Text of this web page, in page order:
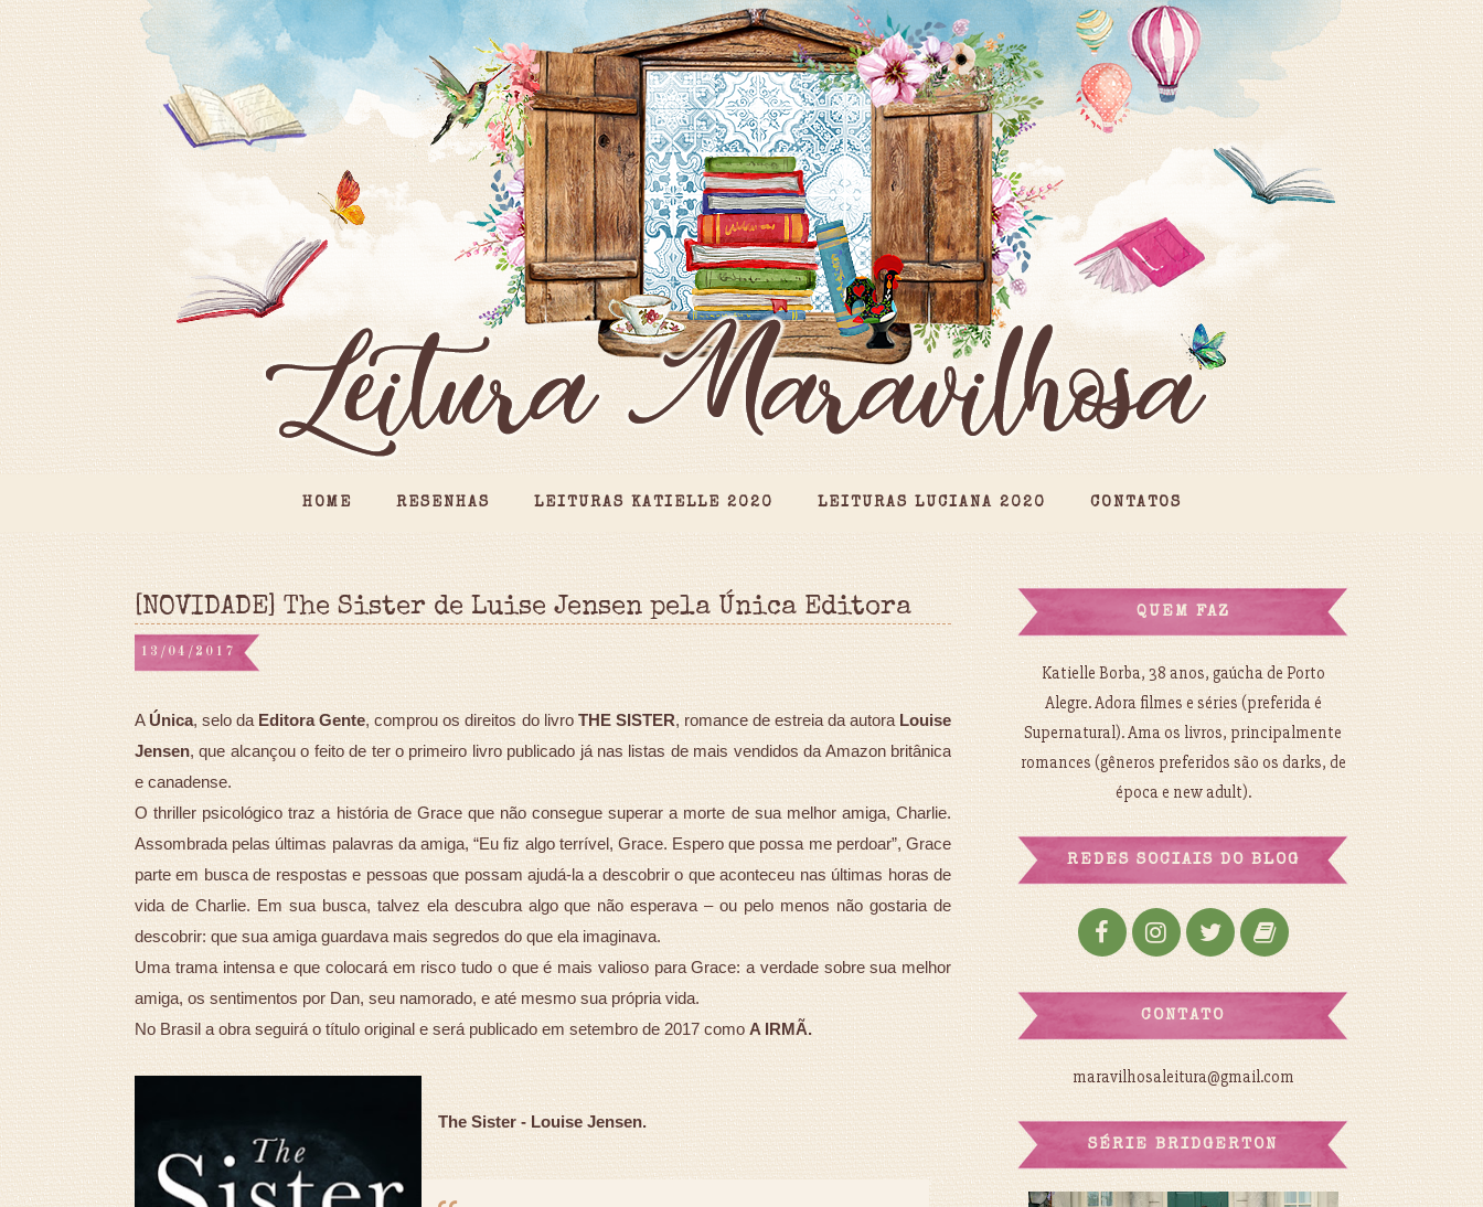
HOME RESENHAS LEITURAS KATIELLE 2020 LEITURAS LUCIANA 2020 CONTATOS
[NOVIDADE] The Sister de Luise Jensen pela Única Editora
13/04/2017
AÚnica, selo da Editora Gente, comprou os direitos do livroTHE SISTER, romance de estreia da autoraLouise
Jensen, que alcançou o feito de ter o primeiro livro publicado já nas listas de mais vendidos da Amazon britânica
e canadense.
O thriller psicológico traz a história de Grace que não consegue superar a morte de sua melhor amiga, Charlie.
Assombrada pelas últimas palavras da amiga, “Eu fiz algo terrível, Grace. Espero que possa me perdoar”, Grace
parte em busca de respostas e pessoas que possam ajudá-la a descobrir o que aconteceu nas últimas horas de
vida de Charlie. Em sua busca, talvez ela descubra algo que não esperava – ou pelo menos não gostaria de
descobrir: que sua amiga guardava mais segredos do que ela imaginava.
Uma trama intensa e que colocará em risco tudo o que é mais valioso para Grace: a verdade sobre sua melhor
amiga, os sentimentos por Dan, seu namorado, e até mesmo sua própria vida.
No Brasil a obra seguirá o título original e será publicado em setembro de 2017 como A IRMÃ.
The Sister - Louise Jensen.
QUEM FAZ
Katielle Borba, 38 anos, gaúcha de Porto
Alegre. Adora filmes e séries (preferida é
Supernatural). Ama os livros, principalmente
romances (gêneros preferidos são os darks, de
época e new adult).
REDES SOCIAIS DO BLOG
CONTATO
maravilhosaleitura@gmail.com
SÉRIE BRIDGERTON